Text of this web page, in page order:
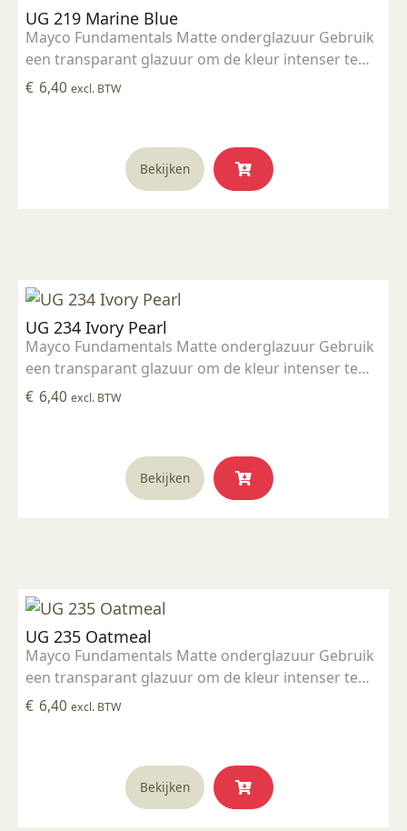
UG 219 Marine Blue
Mayco Fundamentals Matte onderglazuur Gebruik
een transparant glazuur om de kleur intenser te
maken Geschikt voor gebruiksgoed mits er een
€ 6,40 excl. BTW
Bekijken
UG 234 Ivory Pearl
Mayco Fundamentals Matte onderglazuur Gebruik
een transparant glazuur om de kleur intenser te
maken Geschikt voor gebruiksgoed mits er een
€ 6,40 excl. BTW
Bekijken
UG 235 Oatmeal
Mayco Fundamentals Matte onderglazuur Gebruik
een transparant glazuur om de kleur intenser te
maken Geschikt voor gebruiksgoed mits er een
€ 6,40 excl. BTW
Bekijken